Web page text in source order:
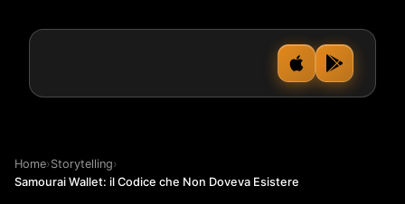
Home›Storytelling›
Samourai Wallet: il Codice che Non Doveva Esistere